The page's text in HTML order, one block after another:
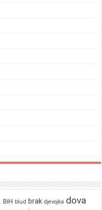
BiH blud brak djevojka dova